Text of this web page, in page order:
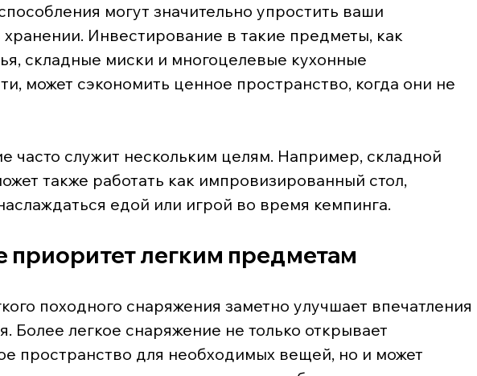
могут значительно упростить ваши
хранении. Инвестирование в такие предметы, как
складные миски и многоцелевые кухонные
может сэкономить ценное пространство, когда они не
часто служит нескольким целям. Например, складной
также работать как импровизированный стол,
едой или игрой во время кемпинга.
приоритет легким предметам
походного снаряжения заметно улучшает впечатления
Более легкое снаряжение не только открывает
пространство для необходимых вещей, но и может